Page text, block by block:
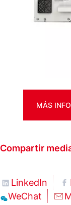
MÁS
Compartir
LinkedIn
WeChat